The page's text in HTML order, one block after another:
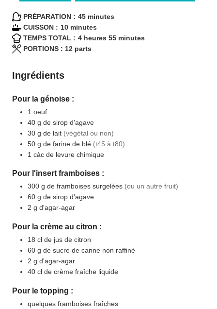
PRÉPARATION : 45minutes
minutes
CUISSON : 10minutes
minutes
TEMPS TOTAL : 4heures
heures 55minutes
minutes
PORTIONS : 12 parts
Ingrédients
Pour la génoise :
1 oeuf
40 g de sirop d'agave
30 g de lait (végétal ou non)
50 g de farine de blé (t45 à t80)
1 càc de levure chimique
Pour l'insert framboises :
300 g de framboises surgelées (ou un autre fruit)
60 g de sirop d'agave
2 g d'agar-agar
Pour la crème au citron :
18 cl de jus de citron
60 g de sucre de canne non raffiné
2 g d'agar-agar
40 cl de crème fraîche liquide
Pour le topping :
quelques framboises fraîches